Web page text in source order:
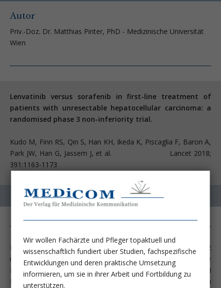
Autor
Priv.-Doz. Dr. Matthias Pinter, PhD - Medizinische Universität
Wien
Lenvatinib versus sorafenib in first-line treatment of
patients with unresectable hepatocellular carcinoma: a
randomised phase 3 non-inferiority trial.
Kudo M, Finn RS, Qin S, Han KH, Ikeda K, Piscaglia F, Baron A,
Park JW, Han G, Jassem J, et al. Lancet 2018;
391:1163-1173
Der Multityrosinkinase-Inhibitor Sorafenib konnte in 2
multizentrischen, randomisierten, Placebo-kontrollierten Phase
III Studien (Cheng AL; Lancet Oncol 2009; 10:25; Llovet JM; N
Engl J Med 2008; 359:378) als erste Substanz überhaupt einen
Wir wollen Fachärzte und Pfleger topaktuell und
wissenschaftlich fundiert über Studien, fachspezifische
Entwicklungen und deren praktische Umsetzung
informieren, um sie in ihrer Arbeit und Fortbildung zu
unterstützen.